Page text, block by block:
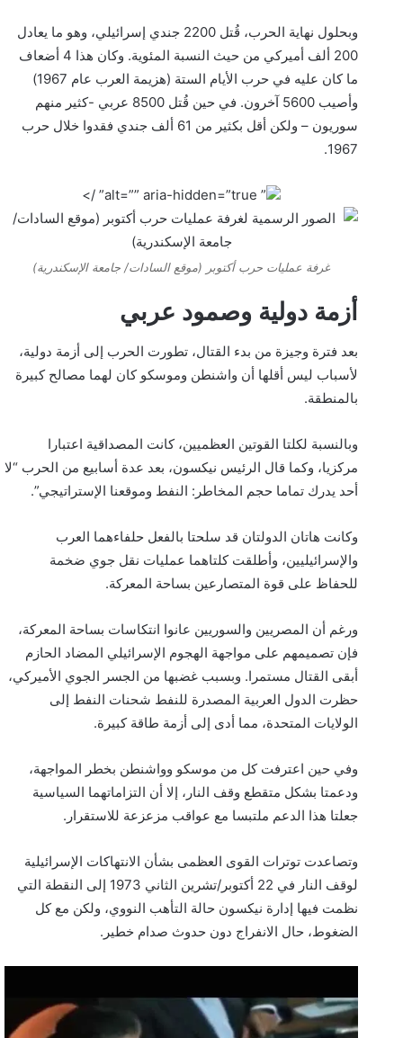
وبحلول نهاية الحرب، قُتل 2200 جندي إسرائيلي، وهو ما يعادل
200 ألف أميركي من حيث النسبة المئوية. وكان هذا 4 أضعاف
ما كان عليه في حرب الأيام الستة (هزيمة العرب عام 1967)
وأصيب 5600 آخرون. في حين قُتل 8500 عربي -كثير منهم
سوريون – ولكن أقل بكثير من 61 ألف جندي فقدوا خلال حرب
1967.
” alt=”” aria-hidden=”true” />
غرفة عمليات حرب أكتوبر (موقع السادات/ جامعة الإسكندرية)
أزمة دولية وصمود عربي
بعد فترة وجيزة من بدء القتال، تطورت الحرب إلى أزمة دولية،
لأسباب ليس أقلها أن واشنطن وموسكو كان لهما مصالح كبيرة
بالمنطقة.
وبالنسبة لكلتا القوتين العظميين، كانت المصداقية اعتبارا
مركزيا، وكما قال الرئيس نيكسون، بعد عدة أسابيع من الحرب “لا
أحد يدرك تماما حجم المخاطر: النفط وموقعنا الإستراتيجي”.
وكانت هاتان الدولتان قد سلحتا بالفعل حلفاءهما العرب
والإسرائيليين، وأطلقت كلتاهما عمليات نقل جوي ضخمة
للحفاظ على قوة المتصارعين بساحة المعركة.
ورغم أن المصريين والسوريين عانوا انتكاسات بساحة المعركة،
فإن تصميمهم على مواجهة الهجوم الإسرائيلي المضاد الحازم
أبقى القتال مستمرا. وبسبب غضبها من الجسر الجوي الأميركي،
حظرت الدول العربية المصدرة للنفط شحنات النفط إلى
الولايات المتحدة، مما أدى إلى أزمة طاقة كبيرة.
وفي حين اعترفت كل من موسكو وواشنطن بخطر المواجهة،
ودعمتا بشكل متقطع وقف النار، إلا أن التزاماتهما السياسية
جعلتا هذا الدعم ملتبسا مع عواقب مزعزعة للاستقرار.
وتصاعدت توترات القوى العظمى بشأن الانتهاكات الإسرائيلية
لوقف النار في 22 أكتوبر/تشرين الثاني 1973 إلى النقطة التي
نظمت فيها إدارة نيكسون حالة التأهب النووي، ولكن مع كل
الضغوط، حال الانفراج دون حدوث صدام خطير.